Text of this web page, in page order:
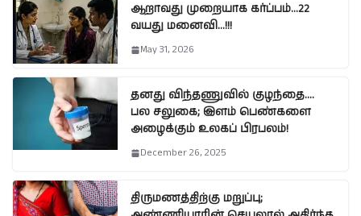
ஆறாவது முறையாக கர்ப்பம்…22
வயது மனைவி…!!!
May 31, 2026
தனது விந்தணுவில் குழந்தை….
பல சலுகை; இளம் பெண்களை
அழைக்கும் உலகப் பிரபலம்!
December 26, 2025
திருமணத்திற்கு மறுப்பு;